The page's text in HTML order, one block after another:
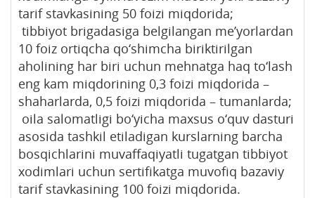
tarif stavkasining 50 foizi miqdorida;
tibbiyot brigadasiga belgilangan me’yorlardan
10 foiz ortiqcha qo‘shimcha biriktirilgan
aholining har biri uchun mehnatga haq to‘lash
eng kam miqdorining 0,3 foizi miqdorida –
shaharlarda, 0,5 foizi miqdorida – tumanlarda;
oila salomatligi bo‘yicha maxsus o‘quv dasturi
asosida tashkil etiladigan kurslarning barcha
bosqichlarini muvaffaqiyatli tugatgan tibbiyot
xodimlari uchun sertifikatga muvofiq bazaviy
tarif stavkasining 100 foizi miqdorida.